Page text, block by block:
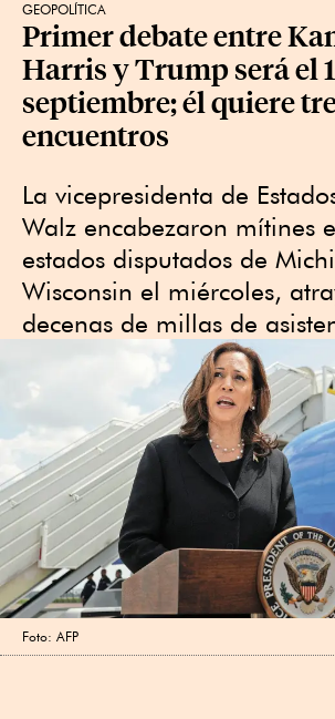
GEOPOLÍTICA
Primer debate entre
Harris y Trump será el
septiembre; él quiere
encuentros
La vicepresidenta de
Walz encabezaron mítines
estados disputados de
Wisconsin el miércoles,
decenas de millas de
Foto: AFP